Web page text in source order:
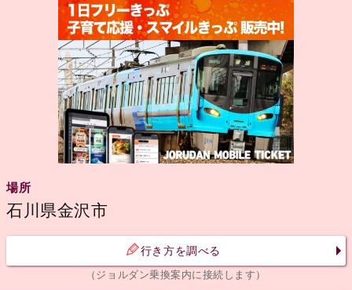
場所
石川県金沢市
行き方を調べる
（ジョルダン乗換案内に接続します）